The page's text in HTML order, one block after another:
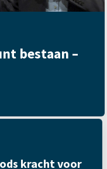
bestaan –
kracht voor